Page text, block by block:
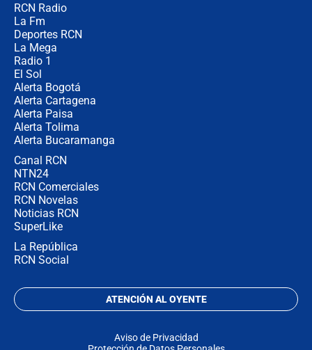
RCN Radio
La Fm
Deportes RCN
La Mega
Radio 1
El Sol
Alerta Bogotá
Alerta Cartagena
Alerta Paisa
Alerta Tolima
Alerta Bucaramanga
Canal RCN
NTN24
RCN Comerciales
RCN Novelas
Noticias RCN
SuperLike
La República
RCN Social
ATENCIÓN AL OYENTE
Aviso de Privacidad